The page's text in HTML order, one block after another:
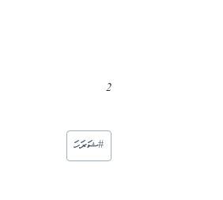
2
Post
Tags:
#ޝަރަހަ